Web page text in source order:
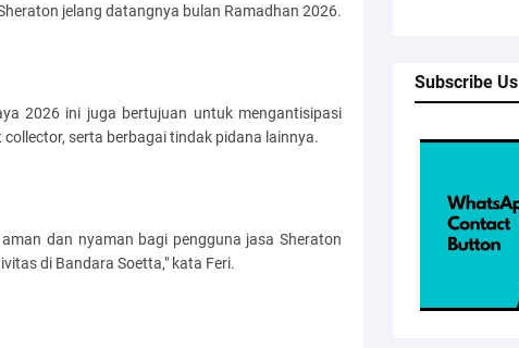
jelang datangnya bulan Ramadhan 2026.
2026 ini juga bertujuan untuk mengantisipasi
serta berbagai tindak pidana lainnya.
dan nyaman bagi pengguna jasa Sheraton
di Bandara Soetta," kata Feri.
Subscribe Us